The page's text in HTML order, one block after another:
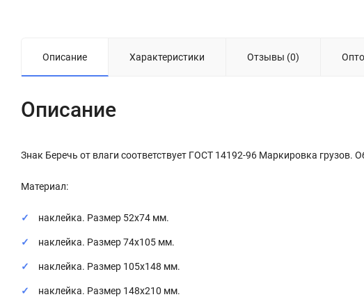
Описание Характеристики Отзывы (0)
Описание
Знак Беречь от влаги соответствует ГОСТ 14192-96 Маркировка грузов.
Материал:
наклейка. Размер 52х74 мм.
наклейка. Размер 74х105 мм.
наклейка. Размер 105х148 мм.
наклейка. Размер 148х210 мм.